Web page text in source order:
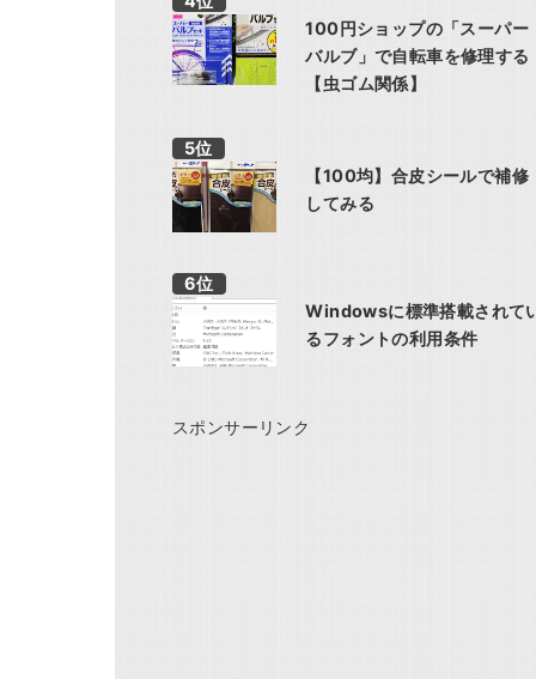
100円ショップの「スーパー
バルブ」で自転車を修理する
【虫ゴム関係】
【100均】合皮シールで補修
してみる
Windowsに標準搭載されて
るフォントの利用条件
スポンサーリンク